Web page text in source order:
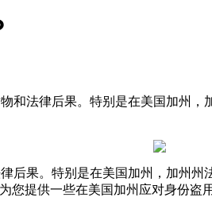
和法律后果。特别是在美国加州
果。特别是在美国加州，加州州
您提供一些在美国加州应对身份盗